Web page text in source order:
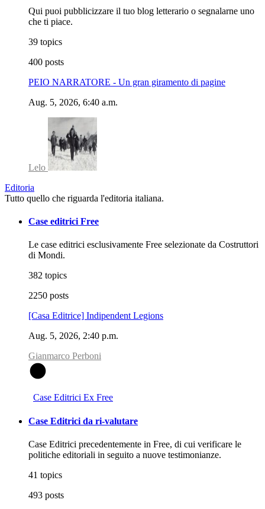
Qui puoi pubblicizzare il tuo blog letterario o segnalarne uno
che ti piace.
39 topics
400 posts
PEIO NARRATORE - Un gran giramento di pagine
Aug. 5, 2026, 6:40 a.m.
Lelo
Editoria
Tutto quello che riguarda l'editoria italiana.
Case editrici Free
Le case editrici esclusivamente Free selezionate da Costruttori
di Mondi.
382 topics
2250 posts
[Casa Editrice] Indipendent Legions
Aug. 5, 2026, 2:40 p.m.
Gianmarco Perboni
Case Editrici Ex Free
Case Editrici da ri-valutare
Case Editrici precedentemente in Free, di cui verificare le
politiche editoriali in seguito a nuove testimonianze.
41 topics
493 posts